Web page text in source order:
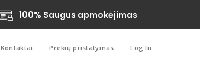
100% Saugus apmokėjimas
Kontaktai Prekių pristatymas Log In